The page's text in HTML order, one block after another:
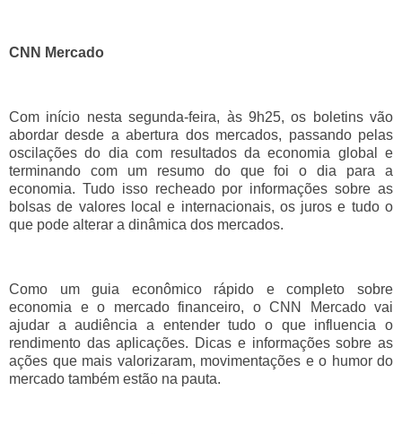
CNN Mercado
Com início nesta segunda-feira, às 9h25, os boletins vão
abordar desde a abertura dos mercados, passando pelas
oscilações do dia com resultados da economia global e
terminando com um resumo do que foi o dia para a
economia. Tudo isso recheado por informações sobre as
bolsas de valores local e internacionais, os juros e tudo o
que pode alterar a dinâmica dos mercados.
Como um guia econômico rápido e completo sobre
economia e o mercado financeiro, o CNN Mercado vai
ajudar a audiência a entender tudo o que influencia o
rendimento das aplicações. Dicas e informações sobre as
ações que mais valorizaram, movimentações e o humor do
mercado também estão na pauta.